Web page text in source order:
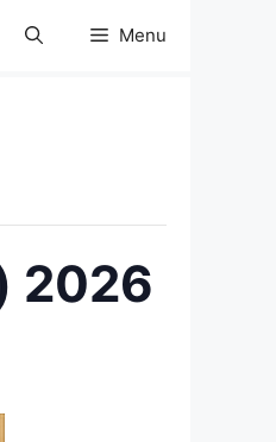
Menu
2026